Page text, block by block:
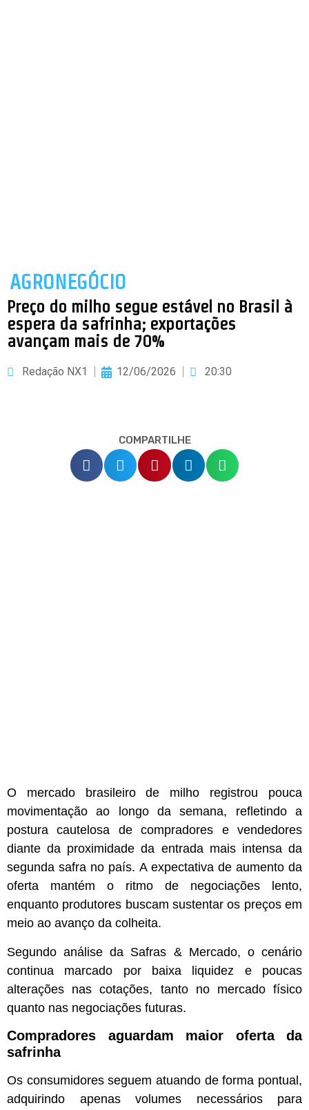
AGRONEGÓCIO
Preço do milho segue estável no Brasil à
espera da safrinha; exportações
avançam mais de 70%
Redação NX1 12/06/2026 20:30
COMPARTILHE
O mercado brasileiro de milho registrou pouca
movimentação ao longo da semana, refletindo a
postura cautelosa de compradores e vendedores
diante da proximidade da entrada mais intensa da
segunda safra no país. A expectativa de aumento da
oferta mantém o ritmo de negociações lento,
enquanto produtores buscam sustentar os preços em
meio ao avanço da colheita.
Segundo análise da Safras & Mercado, o cenário
continua marcado por baixa liquidez e poucas
alterações nas cotações, tanto no mercado físico
quanto nas negociações futuras.
Compradores aguardam maior oferta da
safrinha
Os consumidores seguem atuando de forma pontual,
adquirindo apenas volumes necessários para